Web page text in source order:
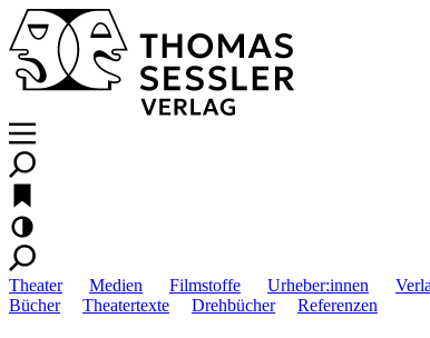
Theater Medien Filmstoffe Urheber:innen
Bücher
Theatertexte Drehbücher Referenzen